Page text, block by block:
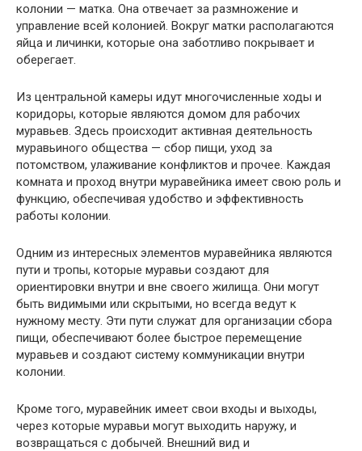
колонии — матка. Она отвечает за размножение и
управление всей колонией. Вокруг матки располагаются
яйца и личинки, которые она заботливо покрывает и
оберегает.
Из центральной камеры идут многочисленные ходы и
коридоры, которые являются домом для рабочих
муравьев. Здесь происходит активная деятельность
муравьиного общества — сбор пищи, уход за
потомством, улаживание конфликтов и прочее. Каждая
комната и проход внутри муравейника имеет свою роль и
функцию, обеспечивая удобство и эффективность
работы колонии.
Одним из интересных элементов муравейника являются
пути и тропы, которые муравьи создают для
ориентировки внутри и вне своего жилища. Они могут
быть видимыми или скрытыми, но всегда ведут к
нужному месту. Эти пути служат для организации сбора
пищи, обеспечивают более быстрое перемещение
муравьев и создают систему коммуникации внутри
колонии.
Кроме того, муравейник имеет свои входы и выходы,
через которые муравьи могут выходить наружу, и
возвращаться с добычей. Внешний вид и